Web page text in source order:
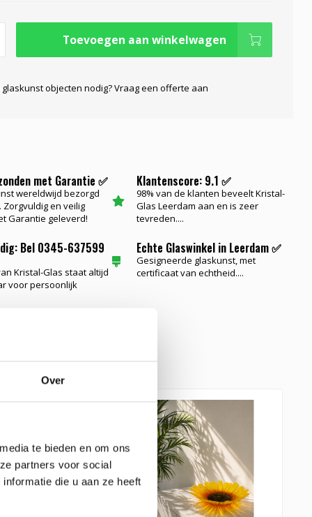
Over
te bieden en om ons
partners voor social
die u aan ze heeft
Toevoegen aan winkelwagen
objecten nodig? Vraag een offerte aan
met Garantie ✅
wereldwijd bezorgd
Zorgvuldig en veilig
Garantie geleverd!
Klantenscore: 9.1 ✅
98% van de klanten beveelt Kristal-
Glas Leerdam aan en is zeer
tevreden....
Bel 0345-637599
Kristal-Glas staat altijd
voor persoonlijk
Echte Glaswinkel in Leerdam ✅
Gesigneerde glaskunst, met
certificaat van echtheid....
glaskunst